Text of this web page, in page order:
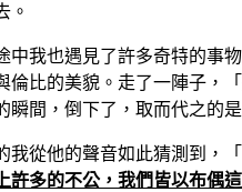
。
我也遇見了許多奇特的事
比的美貌。走了一陣子，
間，倒下了，取而代之的
從他的聲音如此猜測到，
多的不公，我們皆以布偶